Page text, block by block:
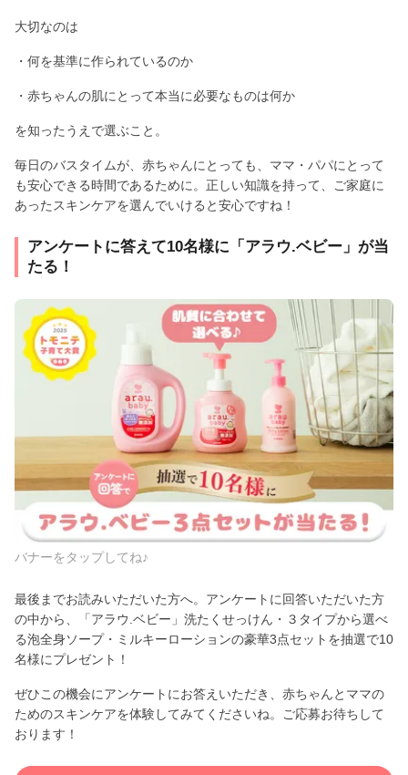
大切なのは
・何を基準に作られているのか
・赤ちゃんの肌にとって本当に必要なものは何か
を知ったうえで選ぶこと。
毎日のバスタイムが、赤ちゃんにとっても、ママ・パパにとって
も安心できる時間であるために。正しい知識を持って、ご家庭に
あったスキンケアを選んでいけると安心ですね！
アンケートに答えて10名様に「アラウ.ベビー」が当
たる！
バナーをタップしてね♪
最後までお読みいただいた方へ。アンケートに回答いただいた方
の中から、「アラウ.ベビー」洗たくせっけん・３タイプから選べ
る泡全身ソープ・ミルキーローションの豪華3点セットを抽選で10
名様にプレゼント！
ぜひこの機会にアンケートにお答えいただき、赤ちゃんとママの
ためのスキンケアを体験してみてくださいね。ご応募お待ちして
おります！